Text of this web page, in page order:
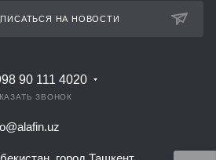
НА НОВОСТИ
90 111 4020
ЗВОНОК